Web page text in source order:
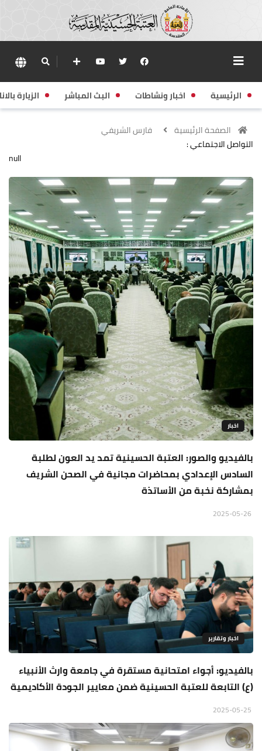
الرئيسية اخبار ونشاطات البث المباشر الزيارة
الصفحة الرئيسية
فارس الشريفي
التواصل الاجتماعي :
null
اخبار
بالفيديو والصور: العتبة الحسينية تمد يد العون لطلبة
السادس الإعدادي بمحاضرات مجانية في الصحن الشريف
بمشاركة نخبة من الأساتذة
اخبار وتقارير
بالفيديو: أجواء امتحانية مستقرة في جامعة وارث الأنبياء
(ع) التابعة للعتبة الحسينية ضمن معايير الجودة الأكاديمية